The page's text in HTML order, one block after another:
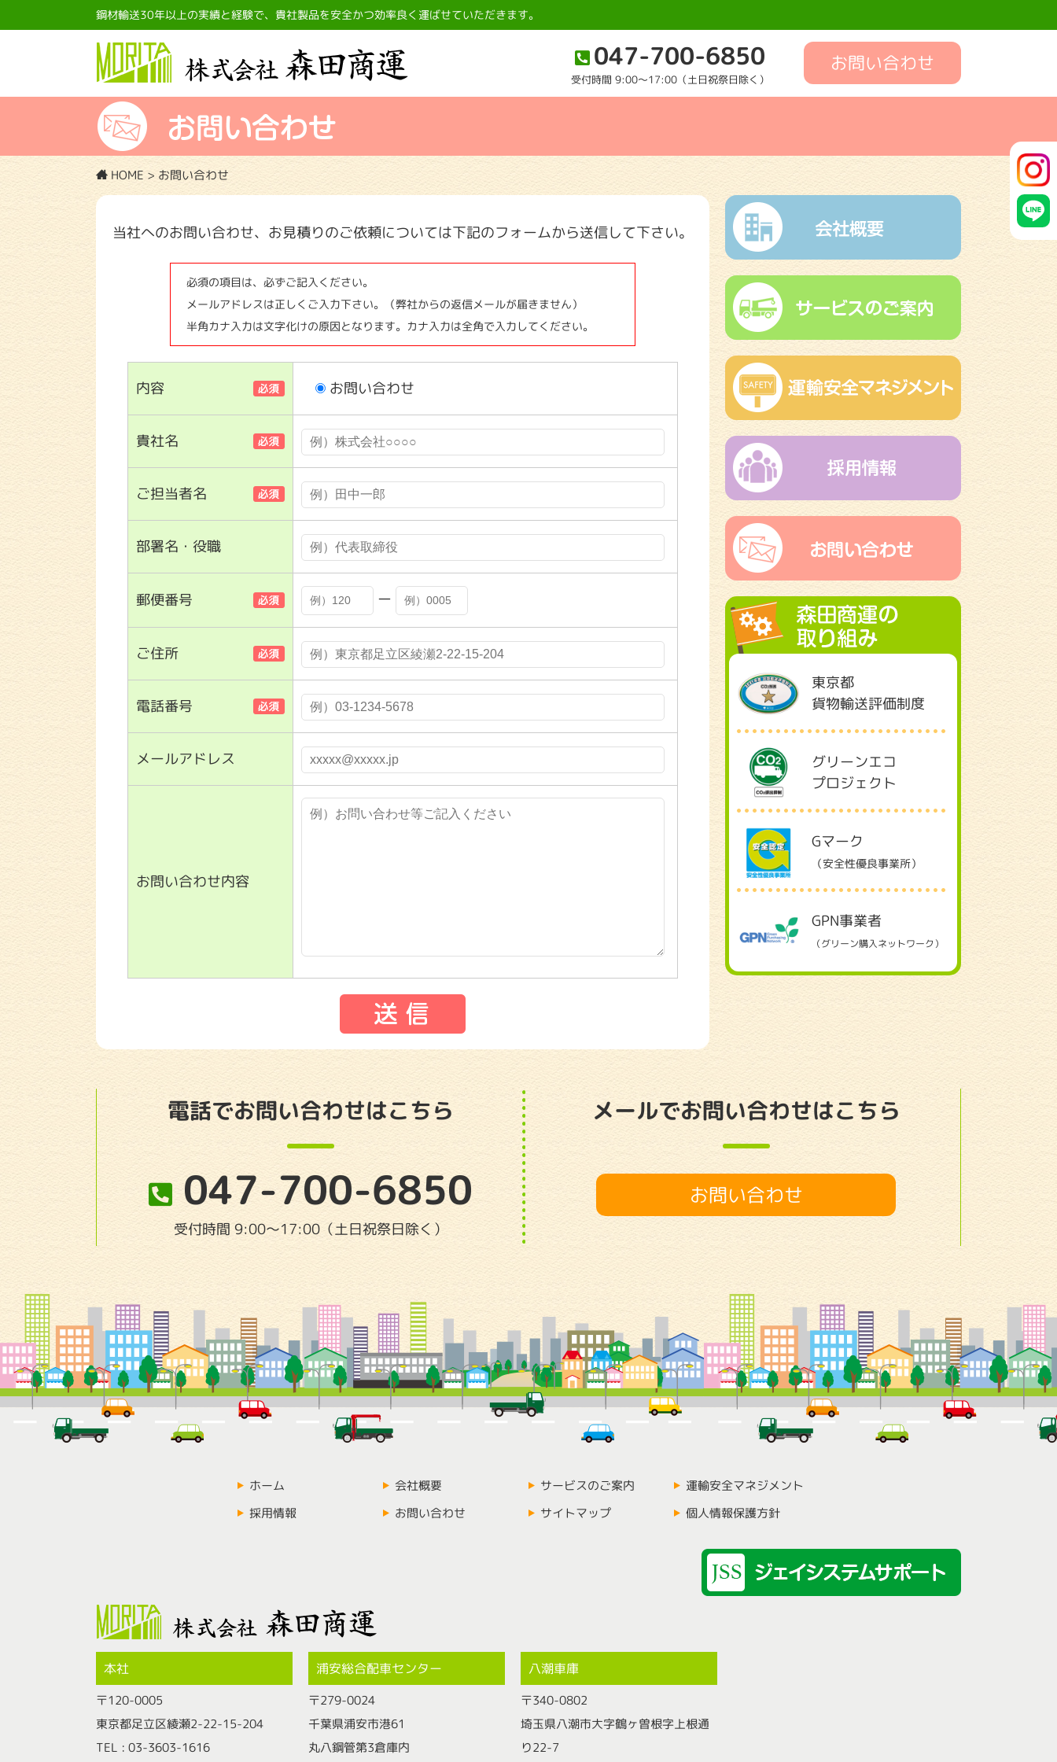
鋼材輸送30年以上の実績と経験で、貴社製品を安全かつ効率良く運ばせていただきます。
047-700-6850
受付時間 9:00〜17:00（土日祝祭日除く）
お問い合わせ
HOME > お問い合わせ
当社へのお問い合わせ、お見積りのご依頼については下記のフォームから送信して下さい。
必須の項目は、必ずご記入ください。
メールアドレスは正しくご入力下さい。（弊社からの返信メールが届きません）
半角カナ入力は文字化けの原因となります。カナ入力は全角で入力してください。
内容 お問い合わせ
貴社名
ご担当者名
部署名・役職
郵便番号 ー
ご住所
電話番号
メールアドレス
お問い合わせ内容
東京都
貨物輸送評価制度
グリーンエコ
プロジェクト
Gマーク
（安全性優良事業所）
GPN事業者
（グリーン購入ネットワーク）
電話でお問い合わせはこちら
047-700-6850
受付時間 9:00〜17:00（土日祝祭日除く）
メールでお問い合わせはこちら
お問い合わせ
ホーム 会社概要 サービスのご案内
運輸安全マネジメント
採用情報
お問い合わせ サイトマップ 個人情報保護方針
本社
〒120-0005
東京都足立区綾瀬2-22-15-204
TEL : 03-3603-1616
浦安総合配車センター
〒279-0024
千葉県浦安市港61
丸八鋼管第3倉庫内
八潮車庫
〒340-0802
埼玉県八潮市大字鶴ヶ曽根字上根通
り22-7